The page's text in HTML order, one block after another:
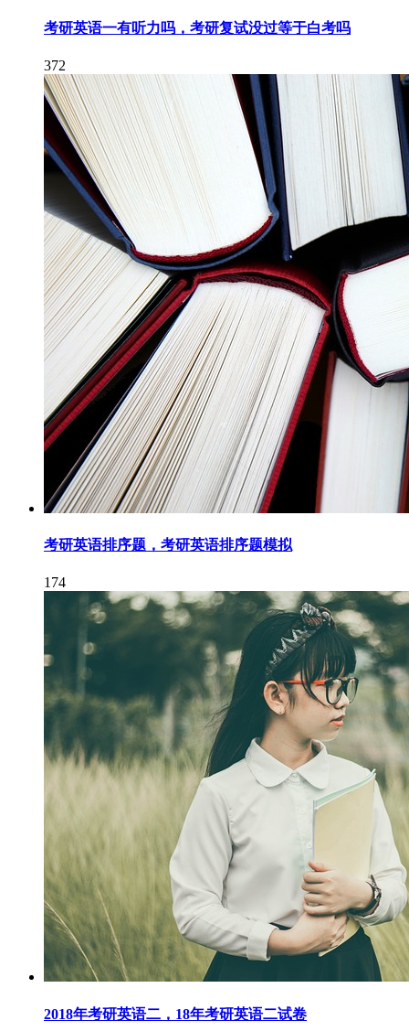
考研英语一有听力吗，考研复试没过等于白考吗
372
考研英语排序题，考研英语排序题模拟
174
2018年考研英语二，18年考研英语二试卷